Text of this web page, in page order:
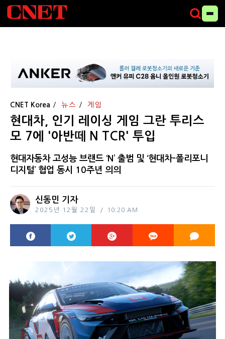
CNET Korea 뉴스 게임
현대차, 인기 레이싱 게임 그란 투리스
모 7에 '아반떼 N TCR' 투입
현대자동차 고성능 브랜드 ‘N’ 출범 및 ‘현대차-폴리포니
디지털’ 협업 동시 10주년 의의
신동민 기자
2025년 12월 22일 10:20 AM